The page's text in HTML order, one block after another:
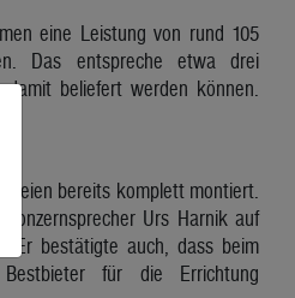
eine Leistung von rund 105
Das entspreche etwa drei
beliefert werden können.
seien bereits komplett montiert.
Urs Harnik auf
Er bestätigte auch, dass beim
Bestbieter für die Errichtung